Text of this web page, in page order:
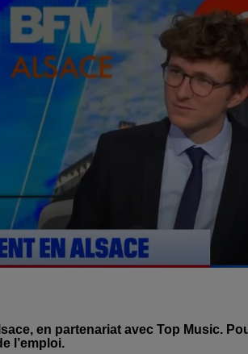
en partenariat avec Top Music.
l’emploi.